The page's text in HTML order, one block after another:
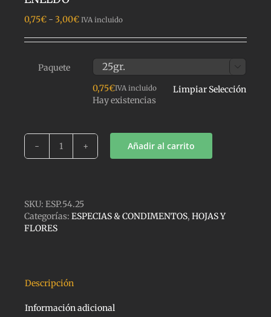
0,75€ - 3,00€Rango
precios:
3,00€
IVA incluido
Paquete 
0,75€IVA incluido
Hay existencias
Limpiar Selección
ENELDO
Añadir al carrito
SKU: ESP.54.25
Categorías: ESPECIAS & CONDIMENTOS, HOJAS Y
FLORES
Descripción
Información adicional